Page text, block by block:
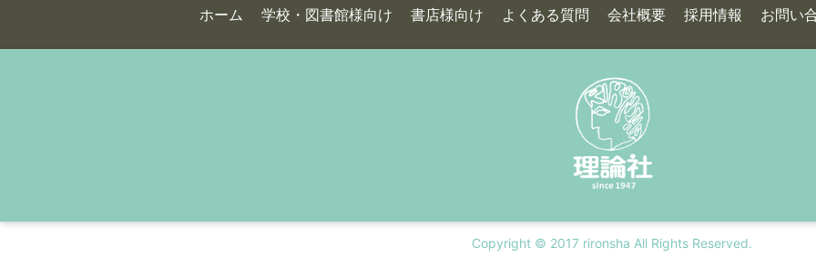
ホーム 学校・図書館様向け 書店様向け よくある質問 会社概要 採用情報 お問い
Copyright © 2017 rironsha All Rights Reserved.